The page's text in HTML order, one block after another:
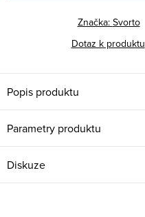
Značka: Svorto
Dotaz k produktu
Popis produktu
Parametry produktu
Diskuze